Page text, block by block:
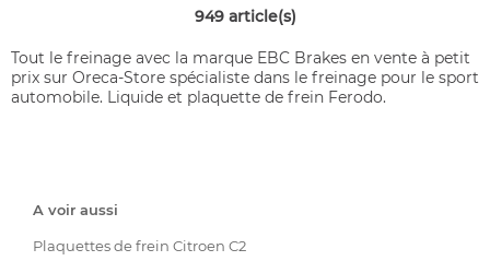
949article(s)
Tout le freinage avec la marque EBC Brakes en vente à petit
prix sur Oreca-Store spécialiste dans le freinage pour le sport
automobile. Liquide et plaquette de frein Ferodo.
A voir aussi
Plaquettes de frein Citroen C2